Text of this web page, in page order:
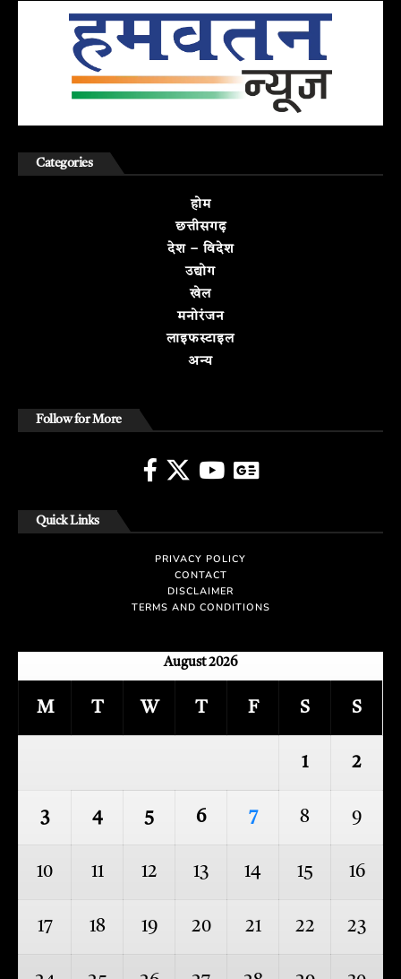
Categories
होम
छत्तीसगढ़
देश – विदेश
उद्योग
खेल
मनोरंजन
लाइफस्टाइल
अन्य
Follow for More
Quick Links
PRIVACY POLICY
CONTACT
DISCLAIMER
TERMS AND CONDITIONS
August 2026
M T W T F S S
1 2
3 4 5 6 7 8 9
10 11 12 13 14 15 16
17 18 19 20 21 22 23